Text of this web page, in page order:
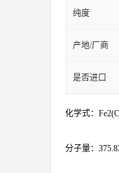
纯度
产地/厂商
是否进口
化学式：
分子量：